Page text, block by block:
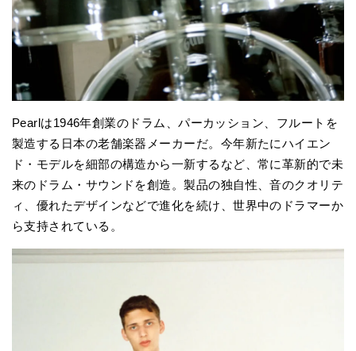
Pearlは1946年創業のドラム、パーカッション、フルートを
製造する日本の老舗楽器メーカーだ。今年新たにハイエン
ド・モデルを細部の構造から一新するなど、常に革新的で未
来のドラム・サウンドを創造。製品の独自性、音のクオリテ
ィ、優れたデザインなどで進化を続け、世界中のドラマーか
ら支持されている。